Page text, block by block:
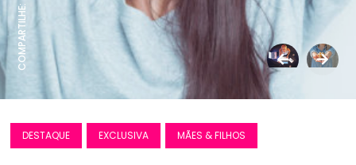
COMPARTILHE:
DESTAQUE EXCLUSIVA MÃES & FILHOS